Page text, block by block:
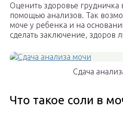
Оценить здоровье
помощью анализов. Так
моче у ребенка и на
сделать заключение, здоров
Сдача
Что такое соли в